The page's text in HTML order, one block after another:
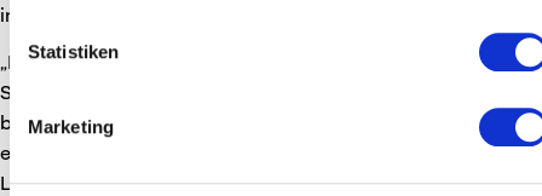
Statistiken
Marketing
ins Rampenlicht gestellt werden
„Das Innovationskapital der Linzer Kreativwirtschaft und
Startups ist enorm – das wird durch die Initiative noch
besser ersichtlich. Für kreative und innovative Köpfe ist
es eine tolle Chance, sich und ihre Arbeit in prominenter
Lage zu präsentieren.“ soGeorg Tremetzberger,